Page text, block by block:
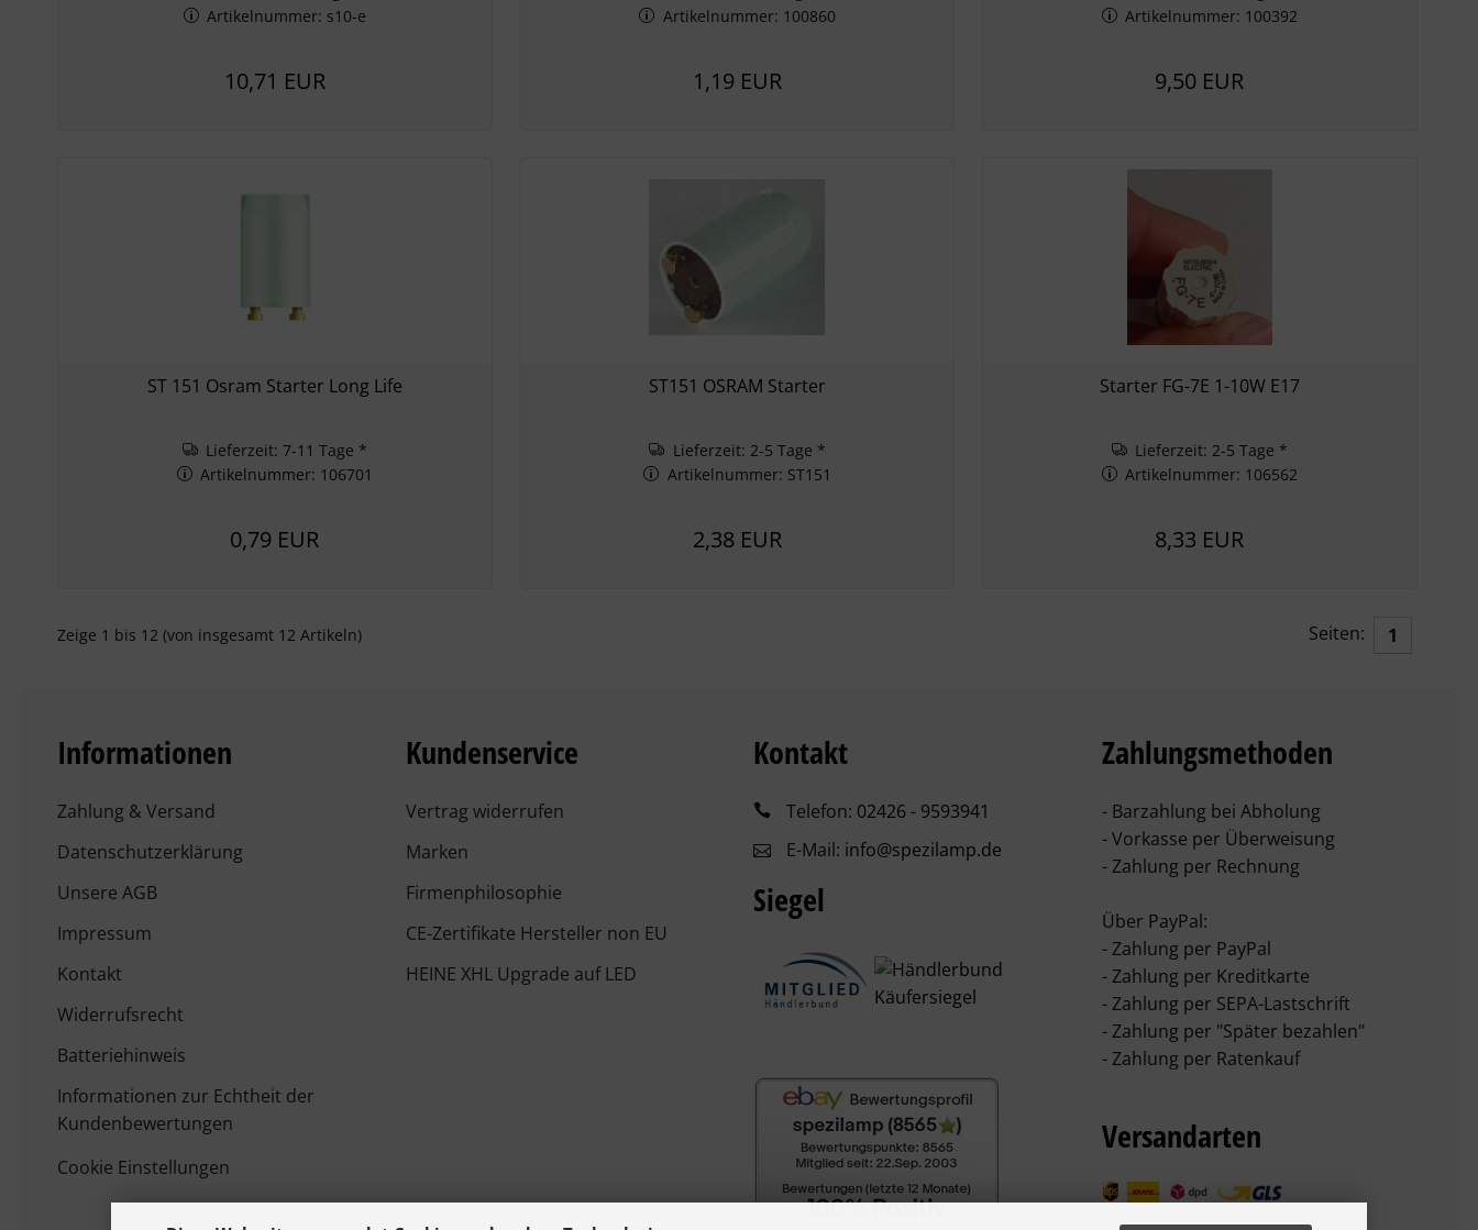
Artikelnummer: s10-e
10,71 EUR
Artikelnummer: 100860
1,19 EUR
Artikelnummer: 100392
9,50 EUR
ST 151 Osram Starter Long Life
Lieferzeit: 7-11 Tage *
Artikelnummer: 106701
0,79 EUR
ST151 OSRAM Starter
Lieferzeit: 2-5 Tage *
Artikelnummer: ST151
2,38 EUR
Starter FG-7E 1-10W E17
Lieferzeit: 2-5 Tage *
Artikelnummer: 106562
8,33 EUR
Zeige 1 bis 12 (von insgesamt 12 Artikeln) Seiten: 1
Informationen
Zahlung & Versand
Datenschutzerklärung
Unsere AGB
Impressum
Kontakt
Widerrufsrecht
Batteriehinweis
Informationen zur Echtheit der
Kundenbewertungen
Cookie Einstellungen
Kundenservice
Vertrag widerrufen
Marken
Firmenphilosophie
CE-Zertifikate Hersteller non EU
HEINE XHL Upgrade auf LED
Kontakt
Telefon: 02426 - 9593941
E-Mail: info@spezilamp.de
Siegel
Zahlungsmethoden
- Barzahlung bei Abholung
- Vorkasse per Überweisung
- Zahlung per Rechnung
Über PayPal:
- Zahlung per PayPal
- Zahlung per Kreditkarte
- Zahlung per SEPA-Lastschrift
- Zahlung per "Später bezahlen"
- Zahlung per Ratenkauf
Versandarten